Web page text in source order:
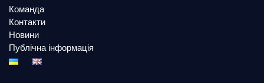
Команда
Контакти
Новини
Публічна інформація